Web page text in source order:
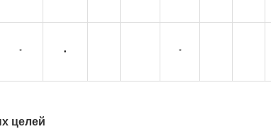
° • °
целей